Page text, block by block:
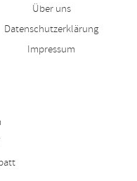
Über uns
Datenschutzerklärung
Impressum